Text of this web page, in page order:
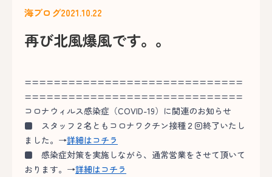
海ブログ2021.10.22
再び北風爆風です。。
==============================
==============================
コロナウィルス感染症（COVID-19）に関連のお知らせ
■ スタッフ２名ともコロナワクチン接種２回終了いたし
ました。→詳細はコチラ
■ 感染症対策を実施しながら、通常営業をさせて頂いて
おります。→詳細はコチラ